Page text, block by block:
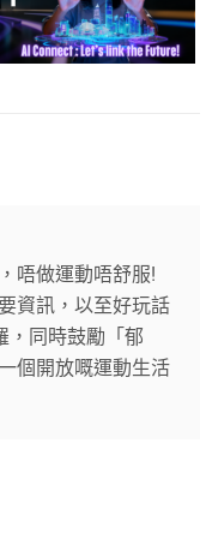
唔做運動唔舒服!
資訊，以至好玩話
，同時鼓勵「郁
個開放嘅運動生活